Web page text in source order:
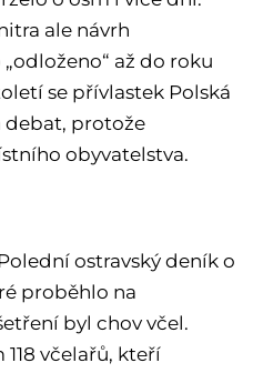
ale návrh
až do roku
se přívlastek Polská
protože
obyvatelstva.
ostravský deník o
proběhlo na
byl chov včel.
včelařů, kteří